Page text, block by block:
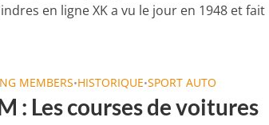
en ligne XK a vu le jour en 1948 et fait
MEMBERS•HISTORIQUE•SPORT AUTO
: Les courses de voitures